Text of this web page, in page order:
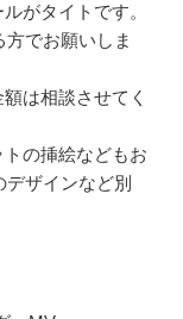
がタイトです。
でお願いしま
は相談させてく
の挿絵などもお
ザインなど別